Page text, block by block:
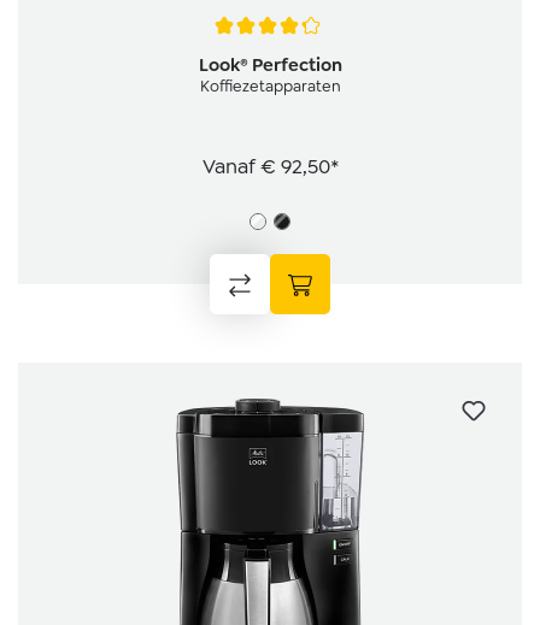
Gemiddelde waardering van 4.2 van 5 sterren
Look® Perfection
Koffiezetapparaten
Vanaf€ 92,50*